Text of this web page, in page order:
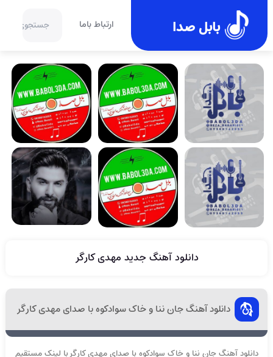
بابل صدا ارتباط باما
دانلود آهنگ جدید مهدی کارگر
دانلود آهنگ جان ننا و خاک سوادکوه با صدای مهدی کارگر
دانلود آهنگ جان ننا و خاک سوادکوه با صدای مهدی کارگر با لینک مستقیم